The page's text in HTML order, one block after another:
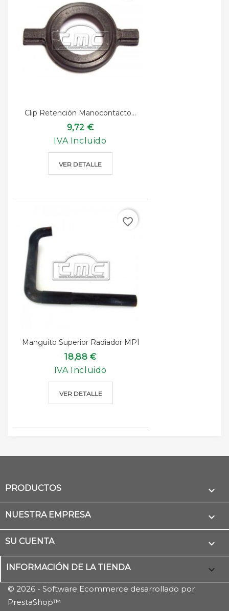
Clip Retención Manocontacto...
9,72 €
IVA Incluido
VER DETALLE
Manguito Superior Radiador MPI
18,88 €
IVA Incluido
VER DETALLE
favorite_border
PRODUCTOS 
NUESTRA EMPRESA 
SU CUENTA 
INFORMACIÓN DE LA TIENDA keyboard_arrow_down
© 2026 - Software Ecommerce desarrollado por
PrestaShop™